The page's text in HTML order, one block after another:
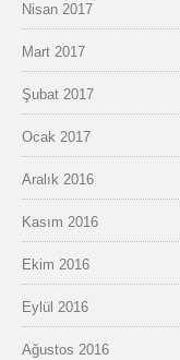
Nisan 2017
Mart 2017
Şubat 2017
Ocak 2017
Aralık 2016
Kasım 2016
Ekim 2016
Eylül 2016
Ağustos 2016